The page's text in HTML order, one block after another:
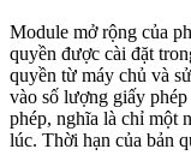
Module mở rộng của
quyền được cài đặt
quyền từ máy chủ và
vào số lượng giấy
phép, nghĩa là chỉ một
lúc. Thời hạn của bản